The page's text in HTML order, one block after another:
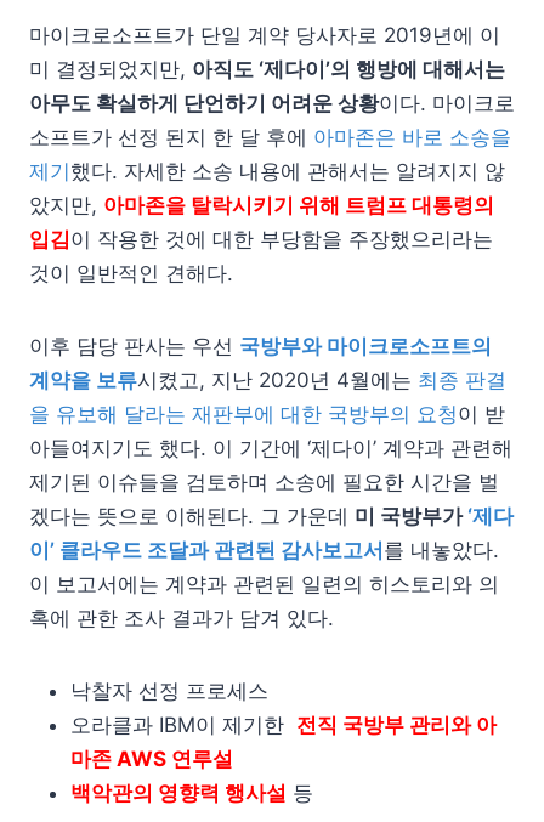
마이크로소프트가 단일 계약 당사자로 2019년에 이
미 결정되었지만, 아직도 ‘제다이’의 행방에 대해서는
아무도 확실하게 단언하기 어려운 상황이다. 마이크로
소프트가 선정 된지 한 달 후에 아마존은 바로 소송을
제기했다. 자세한 소송 내용에 관해서는 알려지지 않
았지만, 아마존을 탈락시키기 위해 트럼프 대통령의
입김이 작용한 것에 대한 부당함을 주장했으리라는
것이 일반적인 견해다.
이후 담당 판사는 우선 국방부와 마이크로소프트의
계약을 보류시켰고, 지난 2020년 4월에는 최종 판결
을 유보해 달라는 재판부에 대한 국방부의 요청이 받
아들여지기도 했다. 이 기간에 ‘제다이’ 계약과 관련해
제기된 이슈들을 검토하며 소송에 필요한 시간을 벌
겠다는 뜻으로 이해된다. 그 가운데 미 국방부가 ‘제다
이’ 클라우드 조달과 관련된 감사보고서를 내놓았다.
이 보고서에는 계약과 관련된 일련의 히스토리와 의
혹에 관한 조사 결과가 담겨 있다.
낙찰자 선정 프로세스
오라클과 IBM이 제기한 전직 국방부 관리와 아
마존 AWS 연루설
백악관의 영향력 행사설 등